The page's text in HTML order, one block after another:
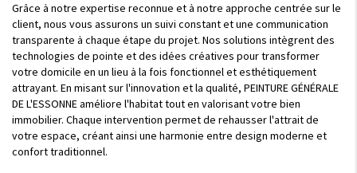
Grâce à notre expertise reconnue et à notre approche centrée sur le
client, nous vous assurons un suivi constant et une communication
transparente à chaque étape du projet. Nos solutions intègrent des
technologies de pointe et des idées créatives pour transformer
votre domicile en un lieu à la fois fonctionnel et esthétiquement
attrayant. En misant sur l'innovation et la qualité, PEINTURE GÉNÉRALE
DE L'ESSONNE améliore l'habitat tout en valorisant votre bien
immobilier. Chaque intervention permet de rehausser l'attrait de
votre espace, créant ainsi une harmonie entre design moderne et
confort traditionnel.